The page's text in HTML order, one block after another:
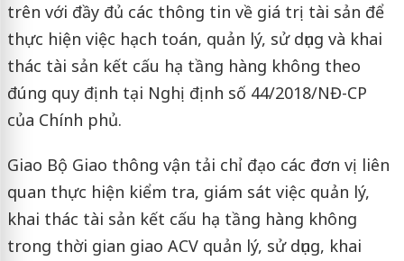
trên với đầy đủ các thông tin về giá trị tài sản để
thực hiện việc hạch toán, quản lý, sử dụng và khai
thác tài sản kết cấu hạ tầng hàng không theo
đúng quy định tại Nghị định số 44/2018/NĐ-CP
của Chính phủ.
Giao Bộ Giao thông vận tải chỉ đạo các đơn vị liên
quan thực hiện kiểm tra, giám sát việc quản lý,
khai thác tài sản kết cấu hạ tầng hàng không
trong thời gian giao ACV quản lý, sử dụng, khai